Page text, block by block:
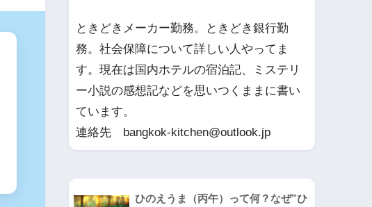
ときどきメーカー勤務。ときどき銀行勤
務。社会保障について詳しい人やってま
す。現在は国内ホテルの宿泊記、ミステリ
ー小説の感想記などを思いつくままに書い
ています。
連絡先 bangkok-kitchen@outlook.jp
ひのえうま（丙午）って何？なぜ”ひ